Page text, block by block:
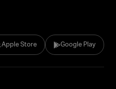
Apple Store Google Play